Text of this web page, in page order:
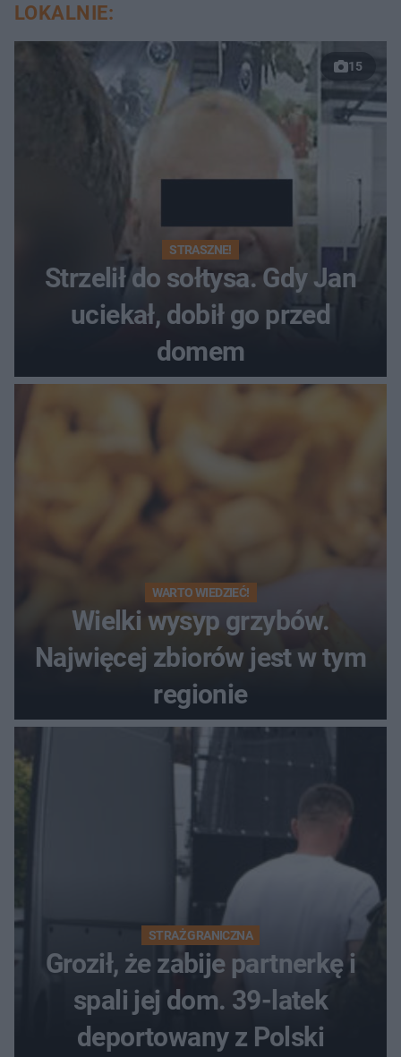
LOKALNIE:
15
STRASZNE!
Strzelił do sołtysa. Gdy Jan
uciekał, dobił go przed
domem
WARTO WIEDZIEĆ!
Wielki wysyp grzybów.
Najwięcej zbiorów jest w tym
regionie
STRAŻ GRANICZNA
Groził, że zabije partnerkę i
spali jej dom. 39-latek
deportowany z Polski